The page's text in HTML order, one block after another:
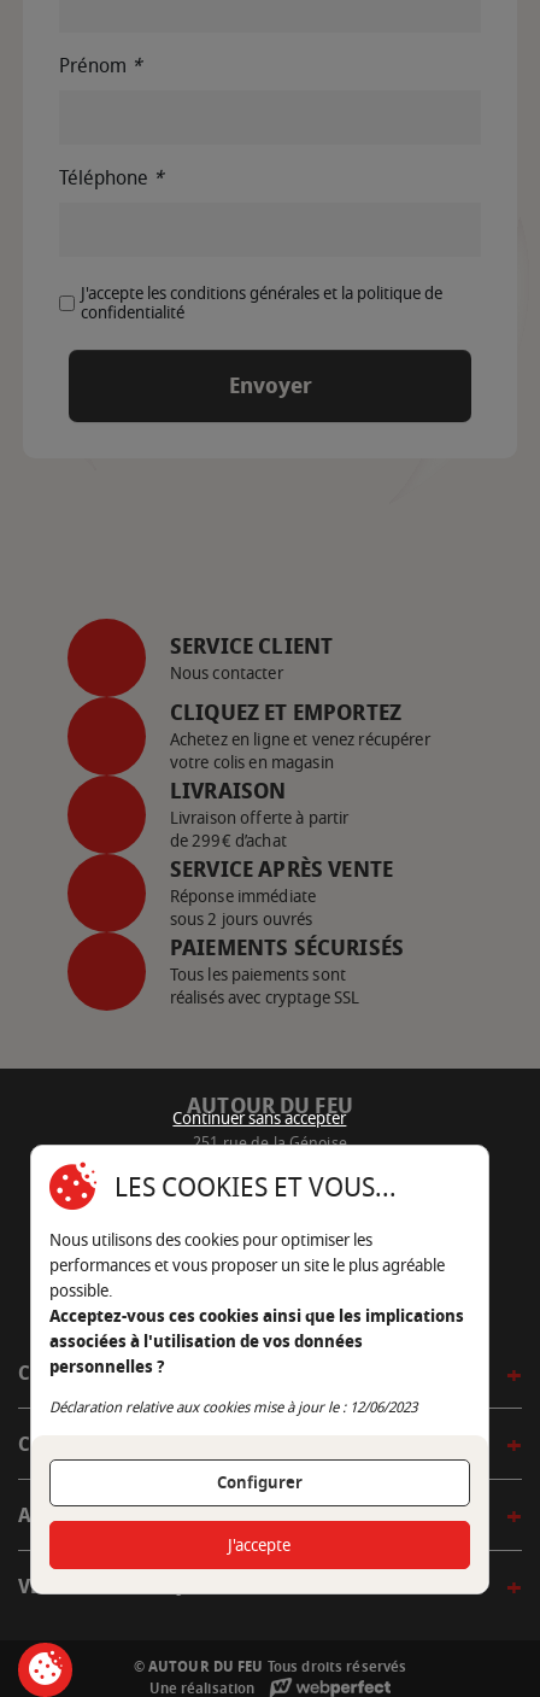
Prénom *
Téléphone *
J'accepte les conditions générales et la politique de
confidentialité
SERVICE CLIENT
Nous contacter
CLIQUEZ ET EMPORTEZ
Achetez en ligne et venez récupérer
votre colis en magasin
LIVRAISON
Livraison offerte à partir
de 299€ d’achat
SERVICE APRÈS VENTE
Réponse immédiate
sous 2 jours ouvrés
PAIEMENTS SÉCURISÉS
Tous les paiements sont
réalisés avec cryptage SSL
AUTOUR DU FEU
251 rue de la Génoise
05 45 22 98 09
Nous envoyer un e-mail
CÔTÉ OUTDOOR
CÔTÉ INDOOR
AUTOUR DE LA TABLE
VENIR EN BOUTIQUE
© AUTOUR DU FEU Tous droits réservés
Une réalisation
Continuer sans accepter
LES COOKIES ET VOUS...
Nous utilisons des cookies pour optimiser les
performances et vous proposer un site le plus agréable
possible.
Acceptez-vous ces cookies ainsi que les implications
associées à l'utilisation de vos données
personnelles ?
Déclaration relative aux cookies mise à jour le : 12/06/2023
Configurer
Continuer sans accepter
J'accepte